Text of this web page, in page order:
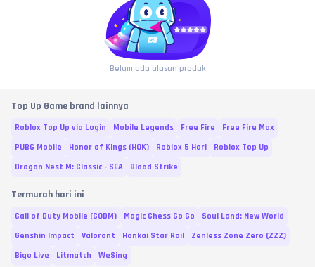
Belum ada ulasan produk
Top Up Game brand lainnya
Roblox Top Up via Login Mobile Legends Free Fire
Free Fire Max
PUBG Mobile
Honor of Kings (HOK) Roblox 5 Hari
Roblox Top Up
Dragon Nest M: Classic - SEA
Blood Strike
Termurah hari ini
Call of Duty Mobile (CODM) Magic Chess Go Go
Soul Land: New World
Genshin Impact
Valorant Honkai Star Rail
Zenless Zone Zero (ZZZ)
Bigo Live
Litmatch WeSing